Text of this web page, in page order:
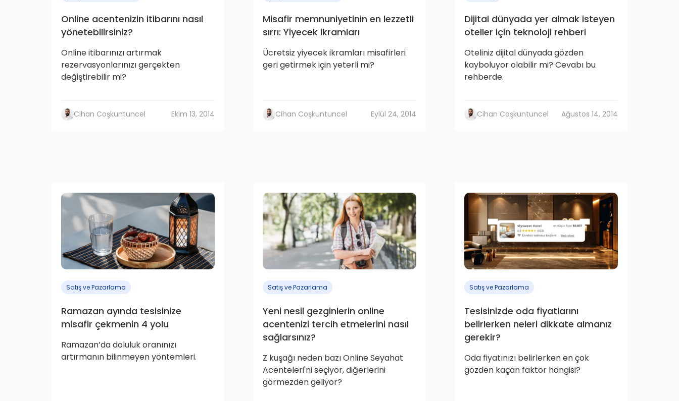
Online acentenizin itibarını nasıl
yönetebilirsiniz?
Online itibarınızı artırmak
rezervasyonlarınızı gerçekten
değiştirebilir mi?
Cihan Coşkuntuncel Ekim 13, 2014
Misafir memnuniyetinin en lezzetli
sırrı: Yiyecek ikramları
Ücretsiz yiyecek ikramları misafirleri
geri getirmek için yeterli mi?
Cihan Coşkuntuncel Eylül 24, 2014
Dijital dünyada yer almak isteyen
oteller için teknoloji rehberi
Oteliniz dijital dünyada gözden
kayboluyor olabilir mi? Cevabı bu
rehberde.
Cihan Coşkuntuncel Ağustos 14, 2014
Satış ve Pazarlama
Ramazan ayında tesisinize
misafir çekmenin 4 yolu
Ramazan’da doluluk oranınızı
artırmanın bilinmeyen yöntemleri.
Satış ve Pazarlama
Yeni nesil gezginlerin online
acentenizi tercih etmelerini nasıl
sağlarsınız?
Z kuşağı neden bazı Online Seyahat
Acenteleri'ni seçiyor, diğerlerini
görmezden geliyor?
Satış ve Pazarlama
Tesisinizde oda fiyatlarını
belirlerken neleri dikkate almanız
gerekir?
Oda fiyatınızı belirlerken en çok
gözden kaçan faktör hangisi?